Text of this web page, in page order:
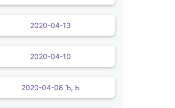
2020-04-13
2020-04-10
2020-04-08 Ъ, Ь